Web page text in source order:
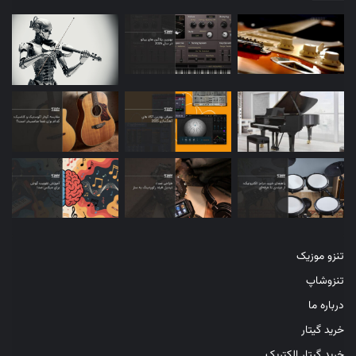
مصنوعی تعبیه شده است. استفاده تجاری از این ابزار، منوط به خریداری
اشتراک ویژه هوش مصنوعی بوده و نمی‌توان از آن بدون دریافت مجوز
سازنده، استفاده کرد.
۵- Altered
ابزار هوش مصنوعی Altered، به طور تخصصی روی تغییر و بهبود صدا
تمرکز دارد و از ترکیب چند الگوریتم پیچیده تغییر صدا ساخته شده
است. با استفاده از این ابزار می‌توانید صدای خود را به هر شخصیت
کارتونی و سینمایی تبدیل کرده و یا تبدیل صدای خواننده با هوش
مصنوعی
را بدون هیچ گونه نویز و اعوجاج دریافت کنید. از نظر پشتیبانی از
است.
تنزو موزیک
تنزوشاپ
درباره ما
خرید گیتار